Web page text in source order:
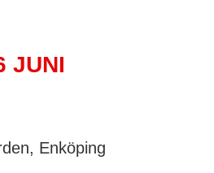
JUNI
Enköping